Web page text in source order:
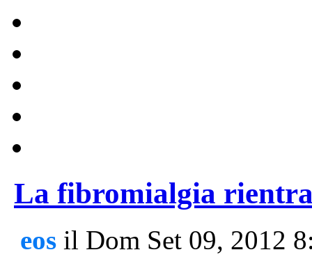
La fibromialgia
eos il Dom Set 09, 2012